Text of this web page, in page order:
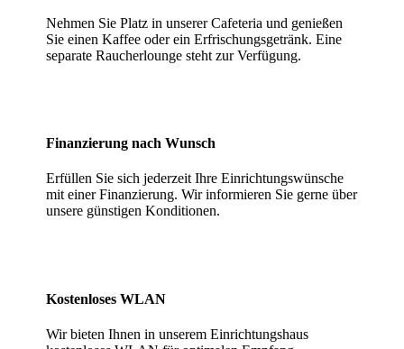
Nehmen Sie Platz in unserer Cafeteria und genießen
Sie einen Kaffee oder ein Erfrischungsgetränk. Eine
separate Raucherlounge steht zur Verfügung.
Finanzierung nach Wunsch
Erfüllen Sie sich jederzeit Ihre Einrichtungswünsche
mit einer Finanzierung. Wir informieren Sie gerne über
unsere günstigen Konditionen.
Kostenloses WLAN
Wir bieten Ihnen in unserem Einrichtungshaus